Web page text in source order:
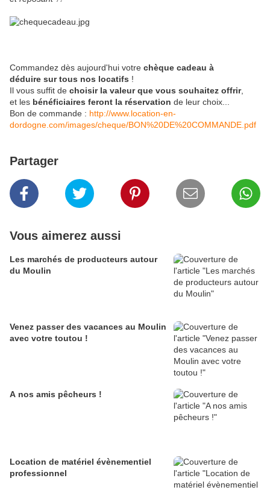
Commandez dès aujourd'hui votre chèque cadeau à
déduire sur tous nos locatifs !
Il vous suffit de choisir la valeur que vous souhaitez offrir,
et les bénéficiaires feront la réservation de leur choix...
Bon de commande : http://www.location-en-
dordogne.com/images/cheque/BON%20DE%20COMMANDE.pdf
Partager
Vous aimerez aussi
Les marchés de producteurs autour
du Moulin
Venez passer des vacances au Moulin
avec votre toutou !
A nos amis pêcheurs !
Location de matériel évènementiel
professionnel